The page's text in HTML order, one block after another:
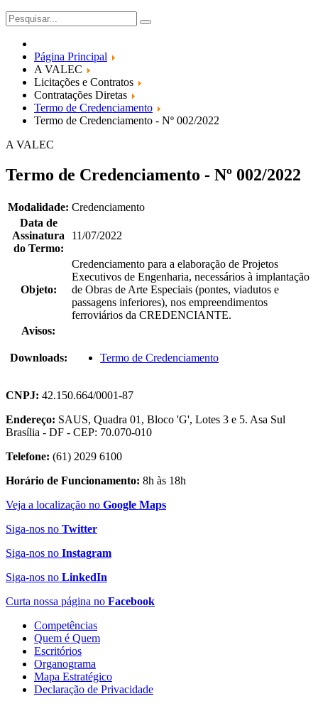
Página Principal
A VALEC
Licitações e Contratos
Contratações Diretas
Termo de Credenciamento
Termo de Credenciamento - Nº 002/2022
A VALEC
Termo de Credenciamento - Nº 002/2022
Modalidade: Credenciamento
Data de
Assinatura
do Termo:
11/07/2022
Objeto:
Credenciamento para a elaboração de Projetos
Executivos de Engenharia, necessários à implantação
de Obras de Arte Especiais (pontes, viadutos e
passagens inferiores), nos empreendimentos
ferroviários da CREDENCIANTE.
Avisos:
Downloads: Termo de Credenciamento
CNPJ: 42.150.664/0001-87
Endereço: SAUS, Quadra 01, Bloco 'G', Lotes 3 e 5. Asa Sul
Brasília - DF - CEP: 70.070-010
Telefone: (61) 2029 6100
Horário de Funcionamento: 8h às 18h
Veja a localização no Google Maps
Siga-nos no Twitter
Siga-nos no Instagram
Siga-nos no LinkedIn
Curta nossa página no Facebook
Competências
Quem é Quem
Escritórios
Organograma
Mapa Estratégico
Declaração de Privacidade